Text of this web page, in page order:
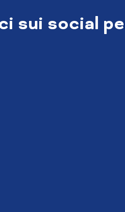
sui social